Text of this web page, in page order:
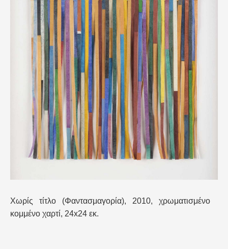
Χωρίς τίτλο (Φαντασμαγορία), 2010, χρωματισμένο
κομμένο χαρτί, 24x24 εκ.